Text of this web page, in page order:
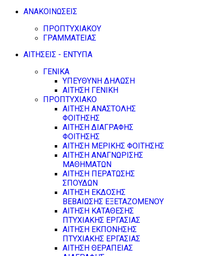
ΑΝΑΚΟΙΝΩΣΕΙΣ
ΠΡΟΠΤΥΧΙΑΚΟΥ
ΓΡΑΜΜΑΤΕΙΑΣ
ΑΙΤΗΣΕΙΣ - ΕΝΤΥΠΑ
ΓΕΝΙΚΑ
ΥΠΕΥΘΥΝΗ ΔΗΛΩΣΗ
ΑΙΤΗΣΗ ΓΕΝΙΚΗ
ΠΡΟΠΤΥΧΙΑΚΟ
ΑΙΤΗΣΗ ΑΝΑΣΤΟΛΗΣ
ΦΟΙΤΗΣΗΣ
ΑΙΤΗΣΗ ΔΙΑΓΡΑΦΗΣ
ΦΟΙΤΗΣΗΣ
ΑΙΤΗΣΗ ΜΕΡΙΚΗΣ ΦΟΙΤΗΣΗΣ
ΑΙΤΗΣΗ ΑΝΑΓΝΩΡΙΣΗΣ
ΜΑΘΗΜΑΤΩΝ
ΑΙΤΗΣΗ ΠΕΡΑΤΩΣΗΣ
ΣΠΟΥΔΩΝ
ΑΙΤΗΣΗ ΕΚΔΟΣΗΣ
ΒΕΒΑΙΩΣΗΣ ΕΞΕΤΑΖΟΜΕΝΟΥ
ΑΙΤΗΣΗ ΚΑΤΑΘΕΣΗΣ
ΠΤΥΧΙΑΚΗΣ ΕΡΓΑΣΙΑΣ
ΑΙΤΗΣΗ ΕΚΠΟΝΗΣΗΣ
ΠΤΥΧΙΑΚΗΣ ΕΡΓΑΣΙΑΣ
ΑΙΤΗΣΗ ΘΕΡΑΠΕΙΑΣ